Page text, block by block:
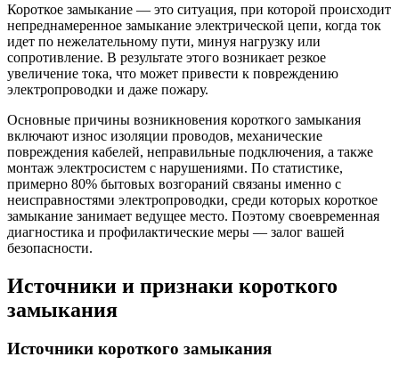
Короткое замыкание — это ситуация, при которой происходит
непреднамеренное замыкание электрической цепи, когда ток
идет по нежелательному пути, минуя нагрузку или
сопротивление. В результате этого возникает резкое
увеличение тока, что может привести к повреждению
электропроводки и даже пожару.
Основные причины возникновения короткого замыкания
включают износ изоляции проводов, механические
повреждения кабелей, неправильные подключения, а также
монтаж электросистем с нарушениями. По статистике,
примерно 80% бытовых возгораний связаны именно с
неисправностями электропроводки, среди которых короткое
замыкание занимает ведущее место. Поэтому своевременная
диагностика и профилактические меры — залог вашей
безопасности.
Источники и признаки короткого
замыкания
Источники короткого замыкания